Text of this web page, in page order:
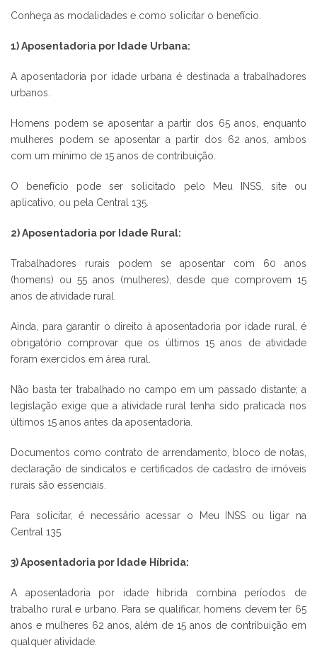
Conheça as modalidades e como solicitar o benefício.
1) Aposentadoria por Idade Urbana:
A aposentadoria por idade urbana é destinada a trabalhadores
urbanos.
Homens podem se aposentar a partir dos 65 anos, enquanto
mulheres podem se aposentar a partir dos 62 anos, ambos
com um mínimo de 15 anos de contribuição.
O benefício pode ser solicitado pelo Meu INSS, site ou
aplicativo, ou pela Central 135.
2) Aposentadoria por Idade Rural:
Trabalhadores rurais podem se aposentar com 60 anos
(homens) ou 55 anos (mulheres), desde que comprovem 15
anos de atividade rural.
Ainda, para garantir o direito à aposentadoria por idade rural, é
obrigatório comprovar que os últimos 15 anos de atividade
foram exercidos em área rural.
Não basta ter trabalhado no campo em um passado distante; a
legislação exige que a atividade rural tenha sido praticada nos
últimos 15 anos antes da aposentadoria.
Documentos como contrato de arrendamento, bloco de notas,
declaração de sindicatos e certificados de cadastro de imóveis
rurais são essenciais.
Para solicitar, é necessário acessar o Meu INSS ou ligar na
Central 135.
3) Aposentadoria por Idade Híbrida:
A aposentadoria por idade híbrida combina períodos de
trabalho rural e urbano. Para se qualificar, homens devem ter 65
anos e mulheres 62 anos, além de 15 anos de contribuição em
qualquer atividade.